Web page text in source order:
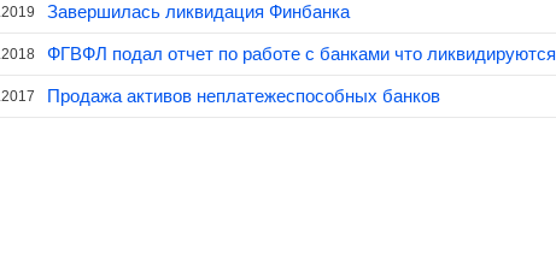
Завершилась ликвидация Финбанка
ФГВФЛ подал отчет по работе с банками что ликвидируются
Продажа активов неплатежеспособных банков